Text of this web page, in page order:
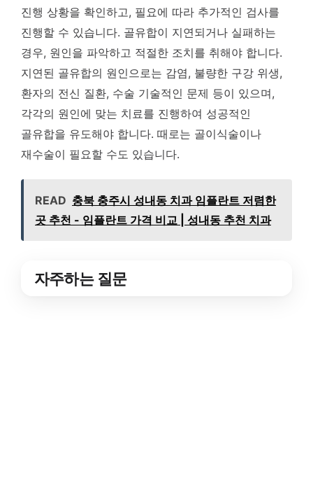
진행 상황을 확인하고, 필요에 따라 추가적인 검사를
진행할 수 있습니다. 골유합이 지연되거나 실패하는
경우, 원인을 파악하고 적절한 조치를 취해야 합니다.
지연된 골유합의 원인으로는 감염, 불량한 구강 위생,
환자의 전신 질환, 수술 기술적인 문제 등이 있으며,
각각의 원인에 맞는 치료를 진행하여 성공적인
골유합을 유도해야 합니다. 때로는 골이식술이나
재수술이 필요할 수도 있습니다.
READ 충북 충주시 성내동 치과 임플란트 저렴한
곳 추천 - 임플란트 가격 비교 | 성내동 추천 치과
자주하는 질문